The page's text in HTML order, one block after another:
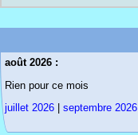
août 2026 :
Rien pour ce mois
juillet 2026
septembre 2026